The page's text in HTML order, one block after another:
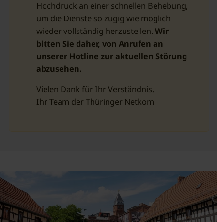
Hochdruck an einer schnellen Behebung,
um die Dienste so zügig wie möglich
wieder vollständig herzustellen. Wir
bitten Sie daher, von Anrufen an
unserer Hotline zur aktuellen Störung
abzusehen.
Vielen Dank für Ihr Verständnis.
Ihr Team der Thüringer Netkom